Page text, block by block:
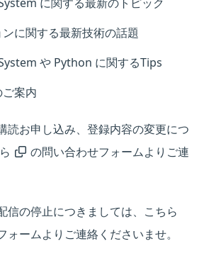
に関する最新技術の話題
や Python に関するTips
案内
読お申し込み、登録内容の変更につ
の問い合わせフォームよりご連
信の停止につきましては、 こちら
ォームよりご連絡くださいませ。